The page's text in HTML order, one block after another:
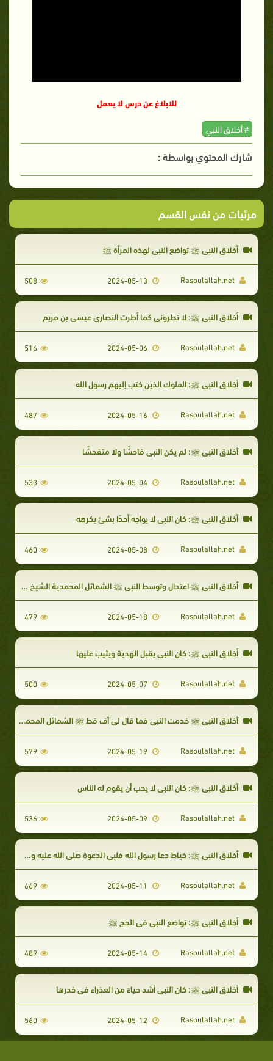
للابلاغ عن درس لا يعمل
# أخلاق النبي
شارك المحتوي بواسطة :
مرئيات من نفس القسم
أخلاق النبي ﷺ تواضع النبي لهذه المرأة ﷺ
2024-05-13
508
أخلاق النبي ﷺ: لا تطروني كما أطرت النصارى عيسى بن مريم
2024-05-06
516
أخلاق النبي ﷺ: الملوك الذين كتب إليهم رسول الله
2024-05-16
487
أخلاق النبي ﷺ: لم يكن النبي فاحشًا ولا متفحشًا
2024-05-04
533
أخلاق النبي ﷺ: كان النبي لا يواجه أحدًا بشئ يكرهه
2024-05-08
460
أخلاق النبي ﷺ اعتدال وتوسط النبي ﷺ الشمائل المحمدية الشيخ حسن الحسيني
2024-05-18
479
أخلاق النبي ﷺ: كان النبي يقبل الهدية ويثيب عليها
500
أخلاق النبي ﷺ خدمت النبي فما قال لي أف قط ﷺ الشمائل المحمدية الشيخ حسن الحس
2024-05-19
579
أخلاق النبي ﷺ: كان النبي لا يحب أن يقوم له الناس
2024-05-09
536
أخلاق النبي ﷺ: خياط دعا رسول الله فلبى الدعوة صلى الله عليه وسلم
669
أخلاق النبي ﷺ: تواضع النبي في الحج ﷺ
2024-05-14
489
أخلاق النبي ﷺ: كان النبي أشد حياءً من العذراء في خدرها
560